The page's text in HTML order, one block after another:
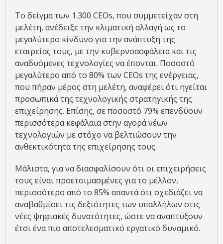
Το δείγμα των 1.300 CEOs, που συμμετείχαν στη
μελέτη, ανέδειξε την κλιματική αλλαγή ως το
μεγαλύτερο κίνδυνο για την ανάπτυξη της
εταιρείας τους, με την κυβερνοασφάλεια και τις
αναδυόμενες τεχνολογίες να έπονται. Ποσοστό
μεγαλύτερο από το 80% των CEOs της ενέργειας,
που πήραν μέρος στη μελέτη, αναφέρει ότι ηγείται
προσωπικά της τεχνολογικής στρατηγικής της
επιχείρησης. Επίσης, σε ποσοστό 79% επενδύουν
περισσότερα κεφάλαια στην αγορά νέων
τεχνολογιών με στόχο να βελτιώσουν την
ανθεκτικότητα της επιχείρησης τους.
Μάλιστα, για να διασφαλίσουν ότι οι επιχειρήσεις
τους είναι προετοιμασμένες για το μέλλον,
περισσότερο από το 85% απαντά ότι σχεδιάζει να
αναβαθμίσει τις δεξιότητες των υπαλλήλων στις
νέες ψηφιακές δυνατότητες, ώστε να αναπτύξουν
έτσι ένα πιο αποτελεσματικό εργατικό δυναμικό.